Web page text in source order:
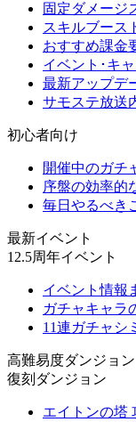
固定ダメージ
スキルブース
おすすめ課金
イベント･キ
最新アップデ
サモステ放送
初心者向け
開催中のガチ
序盤の効率的
毎日やるべき
最新イベント
12.5周年イベント
イベント情報
ガチャキャラ
11連ガチャシ
高難易度ダンジョン
復刻ダンジョン
エイトンの塔